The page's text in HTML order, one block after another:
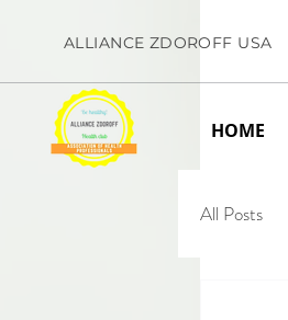
ALLIANCE ZDOROFF USA
HOME
All Posts